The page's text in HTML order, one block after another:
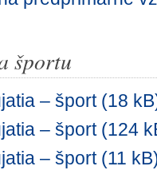
športu
– šport (18
– šport (124
– šport (11